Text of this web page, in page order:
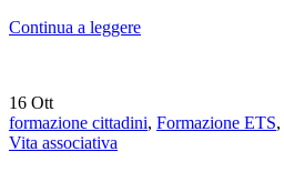
Continua a leggere
16 Ott
formazione cittadini, Formazione ETS,
Vita associativa